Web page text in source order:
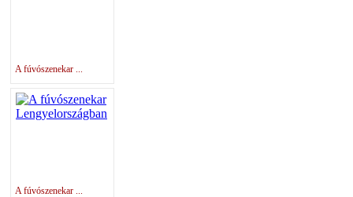
A fúvószenekar ...
A fúvószenekar ...